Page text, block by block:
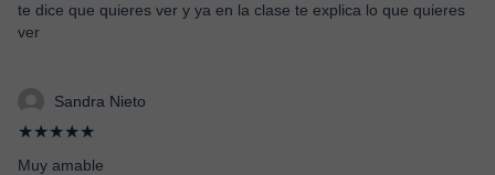
te dice que quieres ver y ya en la clase te explica lo que quieres
ver
Sandra Nieto
★★★★★
Muy amable